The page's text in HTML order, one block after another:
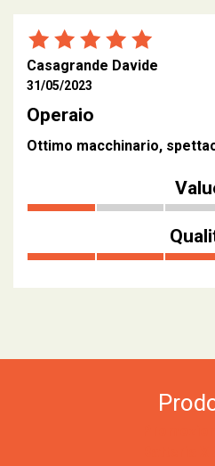
Casagrande Davide
31/05/2023
Operaio
Ottimo macchinario,